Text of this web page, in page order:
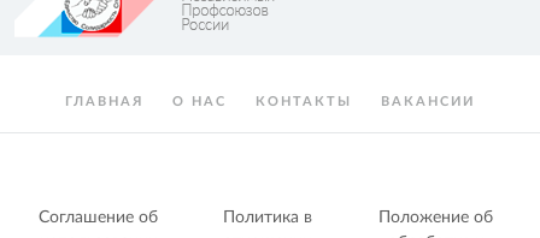
ГЛАВНАЯ О НАС КОНТАКТЫ ВАКАНСИИ
Соглашение об
Политика в
Положение об